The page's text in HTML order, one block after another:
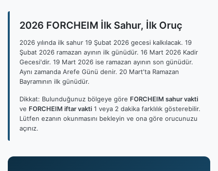
2026 FORCHEIM İlk Sahur, İlk Oruç
2026 yılında ilk sahur 19 Şubat 2026 gecesi kalkılacak. 19
Şubat 2026 ramazan ayının ilk günüdür. 16 Mart 2026 Kadir
Gecesi'dir. 19 Mart 2026 ise ramazan ayının son günüdür.
Aynı zamanda Arefe Günü denir. 20 Mart'ta Ramazan
Bayramının ilk günüdür.
Dikkat: Bulunduğunuz bölgeye göre FORCHEIM sahur vakti
ve FORCHEIM iftar vakti 1 veya 2 dakika farklılık gösterebilir.
Lütfen ezanın okunmasını bekleyin ve ona göre orucunuzu
açınız.